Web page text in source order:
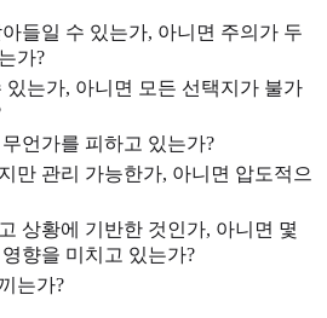
들일 수 있는가, 아니면 주의가 두
가?
있는가, 아니면 모든 선택지가 불가
언가를 피하고 있는가?
만 관리 가능한가, 아니면 압도적으
상황에 기반한 것인가, 아니면 몇
향을 미치고 있는가?
는가?